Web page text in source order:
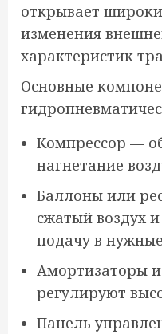
открывает
изменения
характеристик
Основные
Компрессор —
нагнетание
Баллоны или
сжатый воздух
подачу в
Амортизаторы
регулируют
Панель